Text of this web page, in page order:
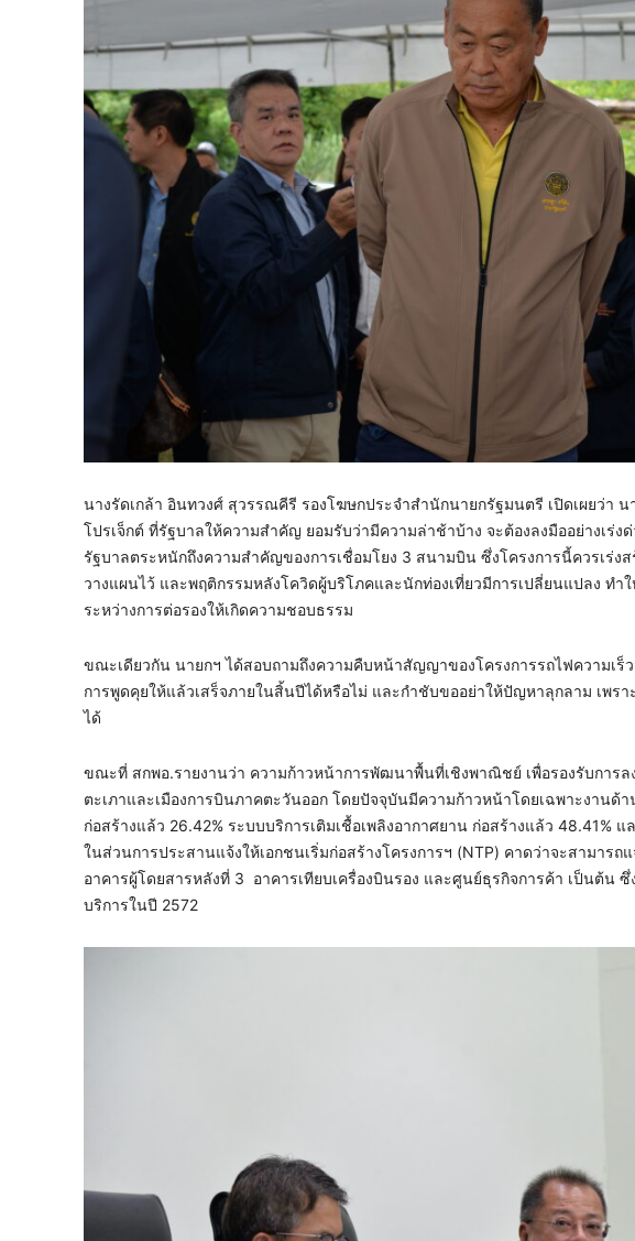
นางรัดเกล้า อินทวงศ์ สุวรรณคีรี รองโฆษกประจำสำนักนายกรัฐมนตรี เปิดเผยว่า
โปรเจ็กต์ ที่รัฐบาลให้ความสำคัญ ยอมรับว่ามีความล่าช้าบ้าง จะต้องลงมืออย่างเร่
รัฐบาลตระหนักถึงความสำคัญของการเชื่อมโยง 3 สนามบิน ซึ่งโครงการนี้ควรเร่
วางแผนไว้ และพฤติกรรมหลังโควิดผู้บริโภคและนักท่องเที่ยวมีการเปลี่ยนแปลง ท
ระหว่างการต่อรองให้เกิดความชอบธรรม
ขณะเดียวกัน นายกฯ ได้สอบถามถึงความคืบหน้าสัญญาของโครงการรถไฟความเ
การพูดคุยให้แล้วเสร็จภายในสิ้นปีได้หรือไม่ และกำชับขออย่าให้ปัญหาลุกลาม เพร
ได้
ขณะที่ สกพอ.รายงานว่า ความก้าวหน้าการพัฒนาพื้นที่เชิงพาณิชย์ เพื่อรองรับกา
ตะเภาและเมืองการบินภาคตะวันออก โดยปัจจุบันมีความก้าวหน้าโดยเฉพาะงาน
ก่อสร้างแล้ว 26.42% ระบบบริการเติมเชื้อเพลิงอากาศยาน ก่อสร้างแล้ว
ในส่วนการประสานแจ้งให้เอกชนเริ่มก่อสร้างโครงการฯ (NTP) คาดว่าจะสามาร
อาคารผู้โดยสารหลังที่ 3 อาคารเทียบเครื่องบินรอง และศูนย์ธุรกิจการค้า เป็นต้น
บริการในปี 2572